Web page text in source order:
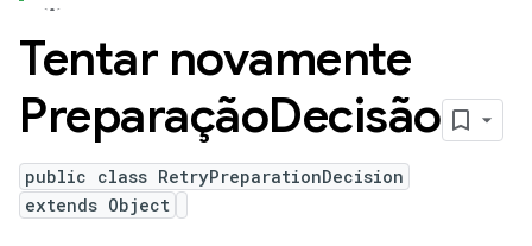
Tentar novamente
PreparaçãoDecisão
public class RetryPreparationDecision
extends Object